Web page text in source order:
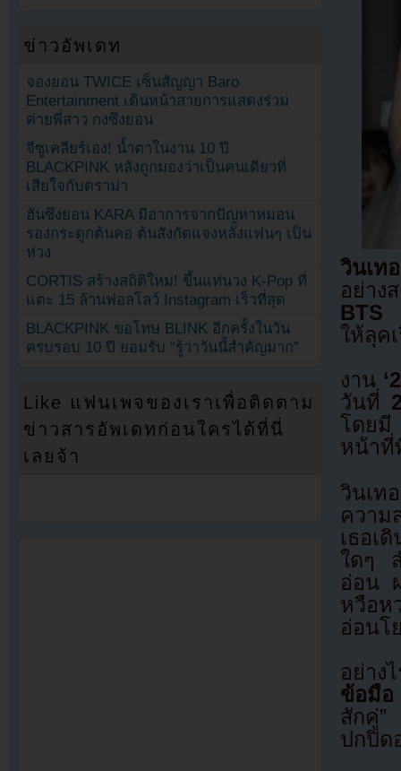
วินเท
อย่าง
BTS
ให้ลุค
งาน
วันที่
โดยมี
หน้าที่
วินเท
ความ
เธอเ
ใดๆ
อ่อน
หวือห
อ่อนโ
อย่าง
ข้อมือ
สักคู่”
ปกปิด
ข่าวอัพเดท
จองยอน TWICE เซ็นสัญญา Baro
Entertainment เดินหน้าสายการแสดงร่วม
ค่ายพี่สาว กงซึงยอน
จีซูเคลียร์เอง! น้ำตาในงาน 10 ปี
BLACKPINK หลังถูกมองว่าเป็นคนเดียวที่
เสียใจกับดราม่า
ฮันซึงยอน KARA มีอาการจากปัญหาหมอน
รองกระดูกต้นคอ ต้นสังกัดแจงหลังแฟนๆ เป็น
ห่วง
CORTIS สร้างสถิติใหม่! ขึ้นแท่นวง K-Pop ที่
แตะ 15 ล้านฟอลโลว์ Instagram เร็วที่สุด
BLACKPINK ขอโทษ BLINK อีกครั้งในวัน
ครบรอบ 10 ปี ยอมรับ “รู้ว่าวันนี้สำคัญมาก”
Like แฟนเพจของเราเพื่อติดตาม
ข่าวสารอัพเดทก่อนใครได้ที่นี่
เลยจ้า